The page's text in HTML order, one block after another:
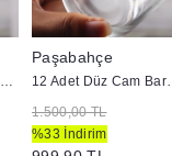
6 Adet Düz Cam Bardak - Doluma Uygun
Paşabahçe
12 Adet
1.500,00 TL
%33 İndirim